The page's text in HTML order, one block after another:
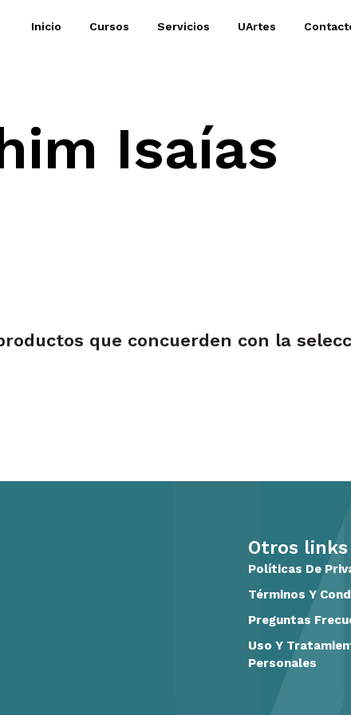
Inicio Cursos Servicios UArtes
Isaías
que concuerden con la
Otros links
Políticas De
Términos Y
Preguntas
Uso Y
Personales